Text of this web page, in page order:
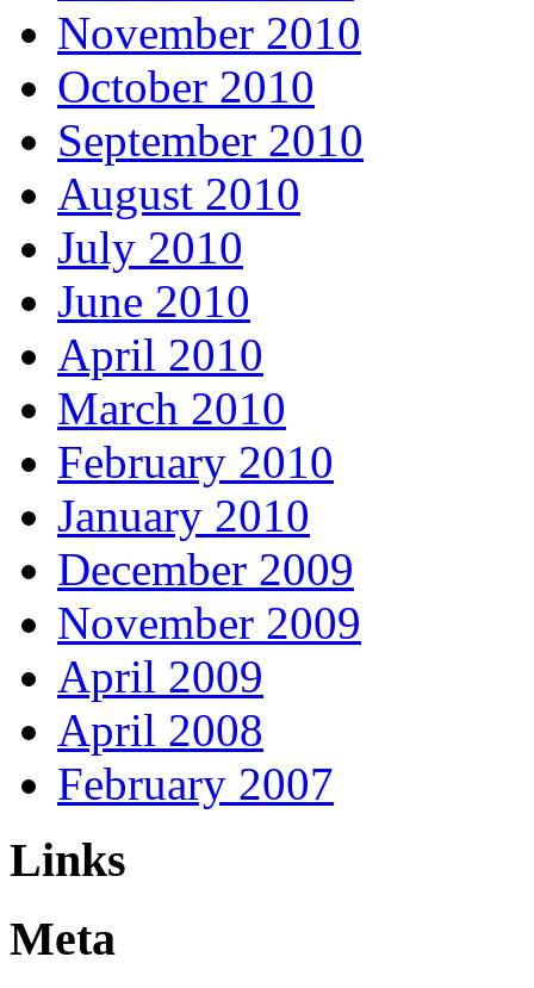
November 2010
October 2010
September 2010
August 2010
July 2010
June 2010
April 2010
March 2010
February 2010
January 2010
December 2009
November 2009
April 2009
April 2008
February 2007
Links
Meta